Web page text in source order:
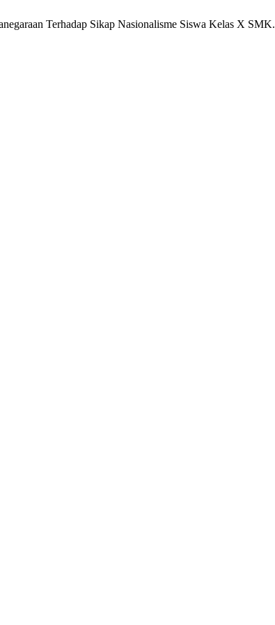
Terhadap Sikap Nasionalisme Siswa Kelas X SMK.